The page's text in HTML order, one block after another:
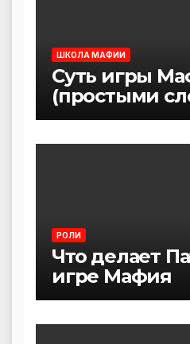
ШКОЛА МАФИИ
Суть игры
(простыми
РОЛИ
Что делает
игре Мафия